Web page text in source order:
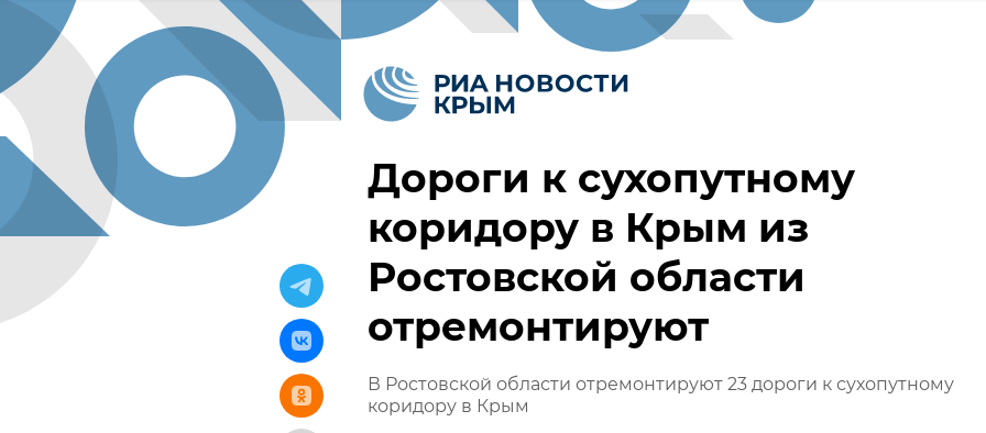
Дороги к сухопутному
коридору в Крым из
Ростовской области
отремонтируют
В Ростовской области отремонтируют 23 дороги к сухопутному
коридору в Крым